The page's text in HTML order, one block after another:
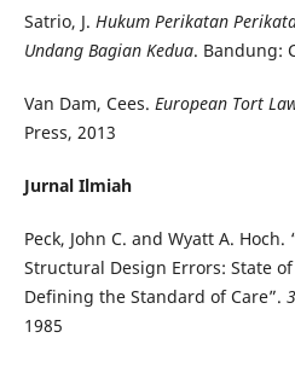
Satrio, J. Hukum Perikatan
Undang Bagian Kedua. Bandung:
Van Dam, Cees. European Tort
Press, 2013
Jurnal Ilmiah
Peck, John C. and Wyatt A.
Structural Design Errors: State
Defining the Standard of Care”.
1985